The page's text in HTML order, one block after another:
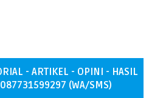
- ARTIKEL - OPINI - HASIL
(WA/SMS)